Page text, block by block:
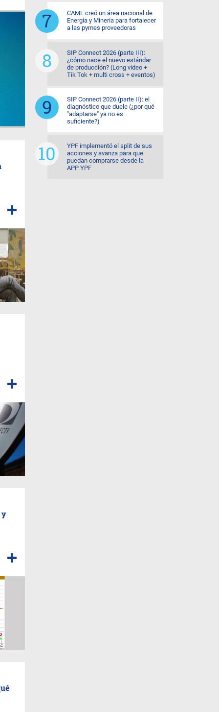
y
CAME creó un área nacional de
Energía y Minería para fortalecer
a las pymes proveedoras
SIP Connect 2026 (parte III):
¿cómo nace el nuevo estándar
de producción? (Long video +
Tik Tok + multi cross + eventos)
SIP Connect 2026 (parte II): el
diagnóstico que duele (¿por qué
"adaptarse" ya no es
suficiente?)
YPF implementó el split de sus
acciones y avanza para que
puedan comprarse desde la
APP YPF